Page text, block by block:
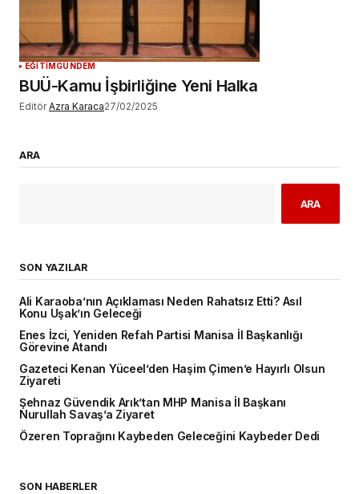
EĞİTİMGÜNDEM
BUÜ-Kamu İşbirliğine Yeni Halka
Editör Azra Karaca27/02/2025
ARA
ARA
SON YAZILAR
Ali Karaoba’nın Açıklaması Neden Rahatsız Etti? Asıl
Konu Uşak’ın Geleceği
Enes İzci, Yeniden Refah Partisi Manisa İl Başkanlığı
Görevine Atandı
Gazeteci Kenan Yüceel’den Haşim Çimen’e Hayırlı Olsun
Ziyareti
Şehnaz Güvendik Arık’tan MHP Manisa İl Başkanı
Nurullah Savaş’a Ziyaret
Özeren Toprağını Kaybeden Geleceğini Kaybeder Dedi
SON HABERLER